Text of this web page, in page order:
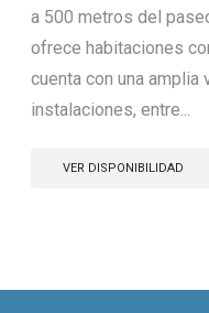
a 500 metros del
ofrece habitaciones
cuenta con una
instalaciones, entre...
VER DISPONIBILIDAD